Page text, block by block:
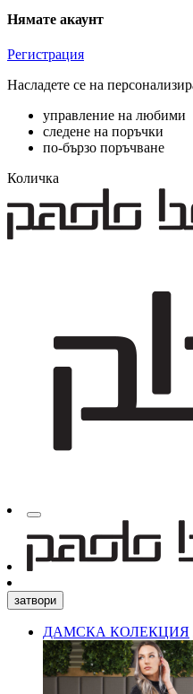
Нямате акаунт
Регистрация
Насладете се на
управление на любими
следене на поръчки
по-бързо поръчване
Количка
затвори
ДАМСКА КОЛЕКЦИЯ